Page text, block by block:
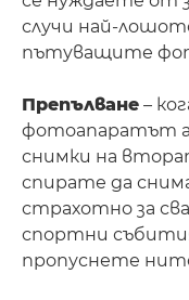
случи най-
пътуващите
Препълване –
фотоапаратът
снимки на
спирате да
страхотно за
спортни
пропуснете